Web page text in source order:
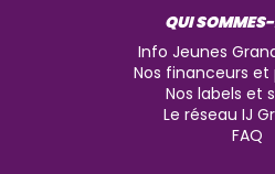
QUI
Info Jeunes
Nos financeurs et
Nos labels et
Le réseau IJ
FAQ